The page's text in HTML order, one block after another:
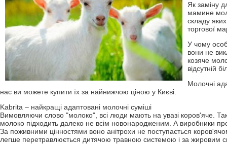
Як заміну
мамине
складу
торгової
У чому
вони не
козяче
відсутній
Молочні
нас ви можете купити їх за найнижчою ціною у Києві.
Kabrita – найкращі адаптовані молочні суміші
Вимовляючи слово "молоко", всі люди мають на увазі коров'яче.
молоко підходить далеко не всім новонародженим. А виробники
За поживними цінностями воно анітрохи не поступається
легше перетравлюється дитячою травною системою і за жировим